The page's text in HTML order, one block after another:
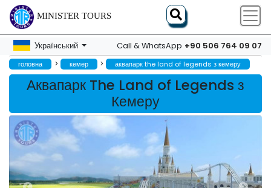
MINISTER TOURS
Український Call & WhatsApp +90 506 764 09 07
головна > кемер > аквапарк the land of legends з кемеру
Аквапарк The Land of Legends з
Кемеру